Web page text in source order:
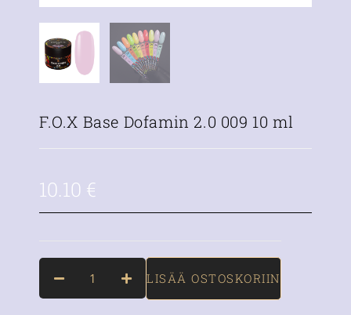
F.O.X Base Dofamin 2.0 009 10 ml
10.10 €
LISÄÄ OSTOSKORIIN